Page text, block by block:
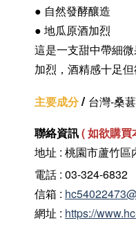
● 自然發酵釀造
● 地瓜原酒加烈
這是一支甜中帶細
加烈，酒精感十足但
主要成分/ 台灣-桑
聯絡資訊(如欲購買
地址 : 桃園市蘆竹
電話 : 03-324-6832
信箱 :
網址 : https://